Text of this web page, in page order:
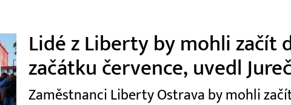
Lidé z Liberty by mohli začít
začátku července, uvedl
Zaměstnanci Liberty Ostrava by mohli